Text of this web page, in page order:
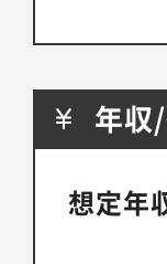
年収
想定年